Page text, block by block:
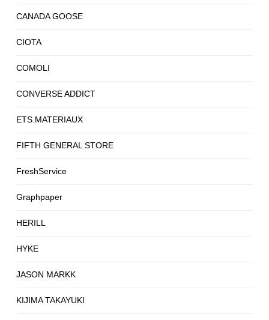
CANADA GOOSE
CIOTA
COMOLI
CONVERSE ADDICT
ETS.MATERIAUX
FIFTH GENERAL STORE
FreshService
Graphpaper
HERILL
HYKE
JASON MARKK
KIJIMA TAKAYUKI